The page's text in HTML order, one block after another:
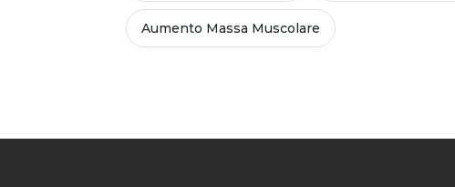
Aumento Massa Muscolare